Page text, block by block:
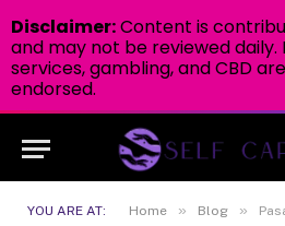
YOU ARE AT: Home » Blog »
Disclaimer:Content is
and may not be reviewed daily.
services, gambling, and CBD
endorsed.